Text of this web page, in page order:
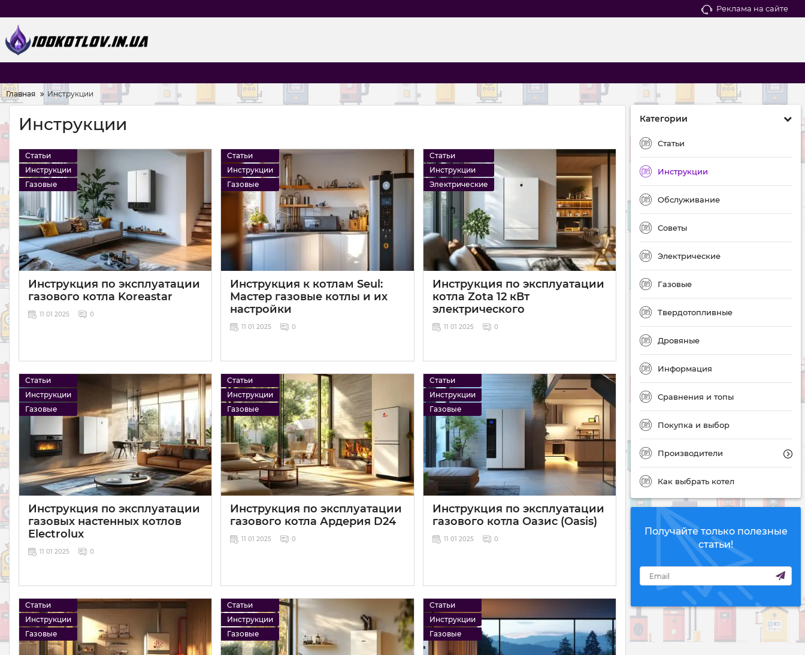
Реклама на сайте
Главная Инструкции
Категории
Статьи
Инструкции
Обслуживание
Советы
Электрические
Газовые
Твердотопливные
Дровяные
Информация
Сравнения и топы
Покупка и выбор
Производители
Как выбрать котел
Получайте только полезные
статьи!
Инструкции
Статьи
Инструкции
Газовые
Инструкция по эксплуатации
газового котла Koreastar
11 01 2025 0
Статьи
Инструкции
Газовые
Инструкция к котлам Seul:
Мастер газовые котлы и их
настройки
11 01 2025 0
Статьи
Инструкции
Электрические
Инструкция по эксплуатации
котла Zota 12 кВт
электрического
11 01 2025 0
Статьи
Инструкции
Газовые
Инструкция по эксплуатации
газовых настенных котлов
Electrolux
11 01 2025 0
Статьи
Инструкции
Газовые
Инструкция по эксплуатации
газового котла Ардерия D24
11 01 2025 0
Статьи
Инструкции
Газовые
Инструкция по эксплуатации
газового котла Оазис (Oasis)
11 01 2025 0
Статьи
Инструкции
Газовые
Статьи
Инструкции
Газовые
Статьи
Инструкции
Газовые